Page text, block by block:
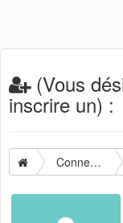
(Vous
inscrire un) :
Connection